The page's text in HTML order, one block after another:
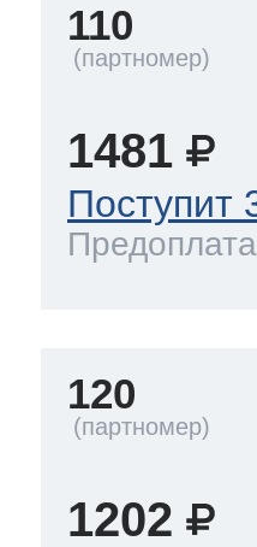
110
1481
Поступит
120
1202